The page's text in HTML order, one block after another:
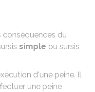
du
simple ou sursis
d'une peine. Il
une peine